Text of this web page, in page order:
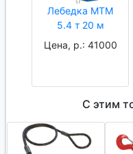
Лебедка МТМ
5.4 т 20 м
Цена, р.: 41000
С этим